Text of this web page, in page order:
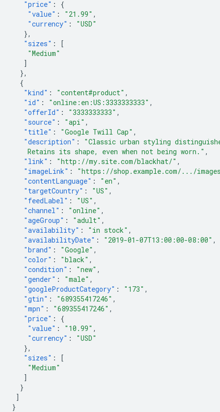
"price" :
{
"value" : "21.99" ,
"currency" :
"USD"
},
"sizes" :
[
"Medium"
]
},
{
"kind" : "content#product" ,
"id" : "online:en:US:3333333333" ,
"offerId" : "3333333333" ,
"source" : "api" ,
"title" : "Google Twill Cap" ,
"description" :
"Classic urban styling
    Retains its shape, even when not being worn."
,
"link" : "http://my.site.com/blackhat/" ,
"imageLink" :
"https://shop.example.com/.../images/
"contentLanguage" : "en" ,
"targetCountry" : "US" ,
"feedLabel" : "US" ,
"channel" : "online" ,
"ageGroup" : "adult" ,
"availability" : "in stock" ,
"availabilityDate" : "2019-01-07T13:00:00-08:00" ,
"brand" : "Google" ,
"color" : "black" ,
"condition" : "new" ,
"gender" : "male" ,
"googleProductCategory" : "173" ,
"gtin" : "689355417246" ,
"mpn" : "689355417246" ,
"price" :
{
"value" : "10.99" ,
"currency" :
"USD"
},
"sizes" :
[
"Medium"
]
}
]
}